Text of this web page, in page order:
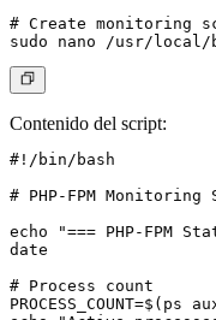
# Create monitoring
Contenido del script:
#!/bin/bash
# PHP-FPM Monitoring
echo "=== PHP-FPM
date
# Process count